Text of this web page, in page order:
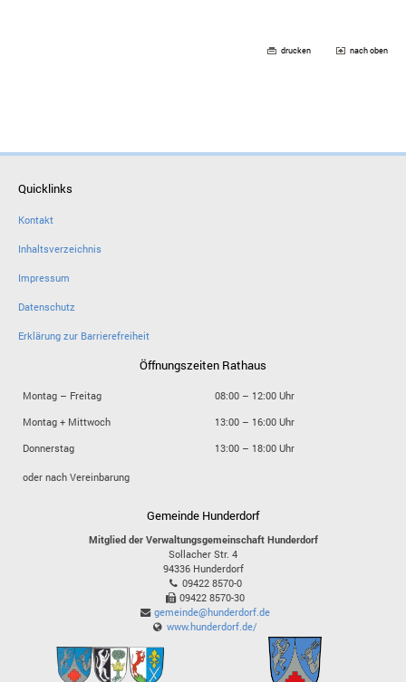
drucken nach oben
Quicklinks
Kontakt
Inhaltsverzeichnis
Impressum
Datenschutz
Erklärung zur Barrierefreiheit
Öffnungszeiten Rathaus
Montag – Freitag
08:00 – 12:00 Uhr
Montag + Mittwoch
13:00 – 16:00 Uhr
Donnerstag
13:00 – 18:00 Uhr
oder nach Vereinbarung
Gemeinde Hunderdorf
Mitglied der Verwaltungsgemeinschaft Hunderdorf
Sollacher Str. 4
94336 Hunderdorf
09422 8570-0
09422 8570-30
gemeinde@hunderdorf.de
www.hunderdorf.de/